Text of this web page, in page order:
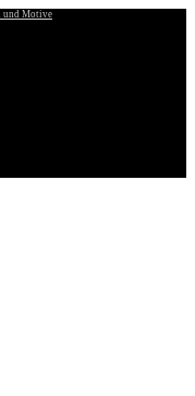
und Motive